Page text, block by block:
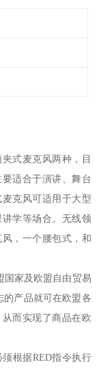
式麦克风两种，目
适合于演讲、舞台
克风可适用于大型
学等场合。无线领
，一个腰包式，和
国家及欧盟自由贸易
的产品就可在欧盟各
而实现了商品在欧
根据RED指令执行